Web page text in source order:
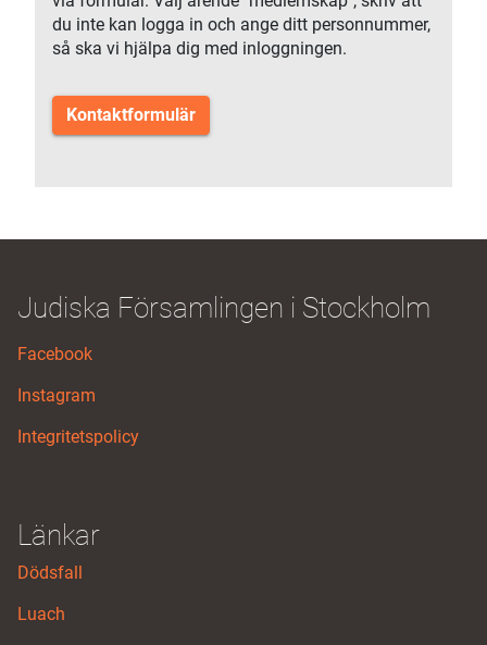
du inte kan logga in och ange ditt personnummer,
så ska vi hjälpa dig med inloggningen.
Kontaktformulär
Judiska Församlingen i Stockholm
Facebook
Instagram
Integritetspolicy
Länkar
Dödsfall
Luach